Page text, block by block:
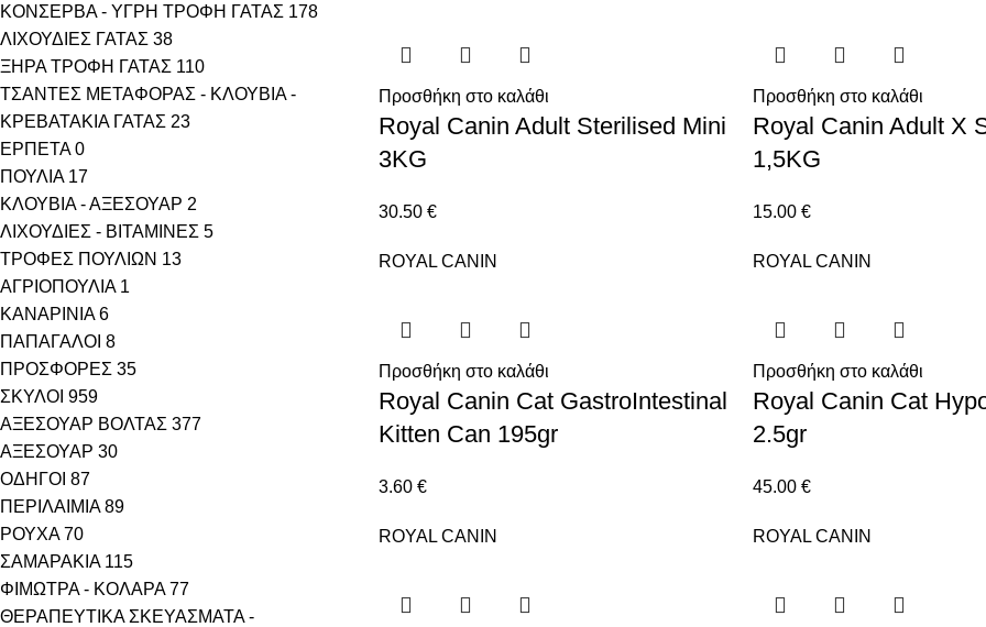
ΚΟΝΣΕΡΒΑ - ΥΓΡΗ ΤΡΟΦΗ ΓΑΤΑΣ 178
ΛΙΧΟΥΔΙΕΣ ΓΑΤΑΣ 38
ΞΗΡΑ ΤΡΟΦΗ ΓΑΤΑΣ 110
ΤΣΑΝΤΕΣ ΜΕΤΑΦΟΡΑΣ - ΚΛΟΥΒΙΑ -
ΚΡΕΒΑΤΑΚΙΑ ΓΑΤΑΣ 23
ΕΡΠΕΤΑ 0
ΠΟΥΛΙΑ 17
ΚΛΟΥΒΙΑ - ΑΞΕΣΟΥΑΡ 2
ΛΙΧΟΥΔΙΕΣ - ΒΙΤΑΜΙΝΕΣ 5
ΤΡΟΦΕΣ ΠΟΥΛΙΩΝ 13
ΑΓΡΙΟΠΟΥΛΙΑ 1
ΚΑΝΑΡΙΝΙΑ 6
ΠΑΠΑΓΑΛΟΙ 8
ΠΡΟΣΦΟΡΕΣ 35
ΣΚΥΛΟΙ 959
ΑΞΕΣΟΥΑΡ ΒΟΛΤΑΣ 377
ΑΞΕΣΟΥΑΡ 30
ΟΔΗΓΟΙ 87
ΠΕΡΙΛΑΙΜΙΑ 89
ΡΟΥΧΑ 70
ΣΑΜΑΡΑΚΙΑ 115
ΦΙΜΩΤΡΑ - ΚΟΛΑΡΑ 77
ΘΕΡΑΠΕΥΤΙΚΑ ΣΚΕΥΑΣΜΑΤΑ -
Προσθήκη στο καλάθι
Royal Canin Adult Sterilised Mini
3KG
30.50 €
Προσθήκη στο καλάθι
Royal Canin Adult X
1,5KG
15.00 €
ROYAL CANIN
Προσθήκη στο καλάθι
Royal Canin Cat GastroIntestinal
Kitten Can 195gr
3.60 €
ROYAL CANIN
Προσθήκη στο καλάθι
Royal Canin Cat
2.5gr
45.00 €
ROYAL CANIN ROYAL CANIN